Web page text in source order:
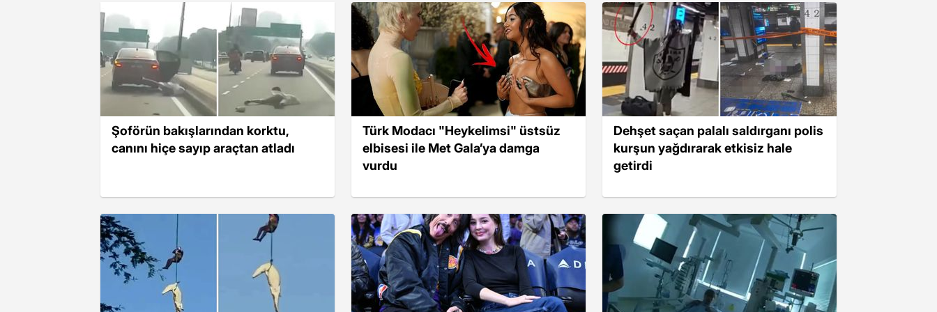
Şoförün bakışlarından korktu,
canını hiçe sayıp araçtan atladı
Türk Modacı "Heykelimsi" üstsüz
elbisesi ile Met Gala’ya damga
vurdu
Dehşet saçan palalı saldırganı polis
kurşun yağdırarak etkisiz hale
getirdi